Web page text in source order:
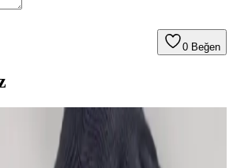
0 Beğen
ve Sigorta Seçenekleri